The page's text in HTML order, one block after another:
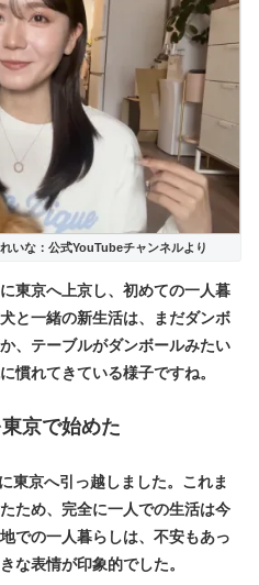
いな：公式YouTubeチャンネルより
東京へ上京し、初めての一人暮
と一緒の新生活は、まだダンボ
、テーブルがダンボールみたい
慣れてきている様子ですね。
京で始めた
東京へ引っ越しました。これま
ため、 完全に一人での生活は今
での一人暮らしは、不安もあっ
な表情が印象的でした。